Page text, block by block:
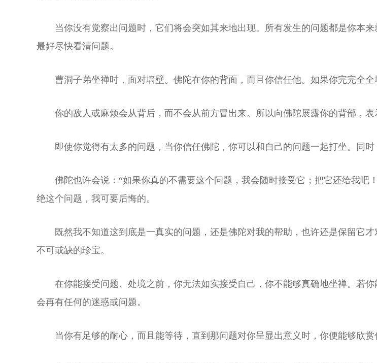
当你没有觉察出问题时，它们将会突如其来地出现。所有发生的问题都是你本
最好尽快看清问题。
曹洞子弟坐禅时，面对墙壁。佛陀在你的背面，而且你信任他。如果你完完全
你的敌人或麻烦会从背后，而不会从前方冒出来。所以向佛陀展露你的背部，表
即使你觉得有太多的问题，当你信任佛陀，你可以和自己的问题一起打坐。同
佛陀也许会说：“如果你真的不需要这个问题，我会随时接受它；把它还给我吧
绝这个问题，我可要后悔的。
既然我不知道这到底是一真实的问题，还是佛陀对我的帮助，也许还是保留它
不可或缺的珍宝。
在你能接受问题、处境之前，你无法如实接受自己，你不能够真确地坐禅。若
会再有任何的迷惑或问题。
当你有足够的耐心，而且能等待，直到那问题对你呈显出意义时，你便能够欣